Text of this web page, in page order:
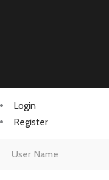
Login
Register